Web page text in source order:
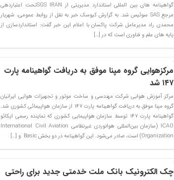
گواهینامه های بین المللی استاندارد مدیریتی از SGS IRANتحت اعتباردهی
مرجع SAS سوئیس شد. به گزارش کیوسک خبر به نقل از روابط عمومی، شهریار
محمدی راد مدیرعامل شرکت پاکسان با اعلام این خبر گفت: استانداردسازی از
پایه های علم و فناوری است که در […]
مرکزهوایی گروه مپنا موفق به دریافت گواهینامه پارت
۱۴۷ شد
مرکز آموزش هوایی شرکت مهندسی و ساخت موتور و تجهیزات هوایی ایرانیان
گروه مپنا موفق به دریافت گواهینامه پارت ۱۴۷ از سازمان هواپیمائی کشوری شد.
گواهینامه پارت ۱۴۷ توسط سازمان هواپیمایی کشوری که نماینده رسمی ایکائو
ICAO (سازمان بین‌المللی هوانوردی غیر‌نظامی International Civil Aviation
Organization) است، صادر می‌شود. این گواهینامه در دو بخش Basic و […]
چک الکترونیک بانک ملت خدمتی جدید برای راحتی